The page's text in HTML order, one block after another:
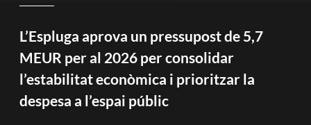
L’Espluga aprova un pressupost de 5,7
MEUR per al 2026 per consolidar
l’estabilitat econòmica i prioritzar la
despesa a l’espai públic